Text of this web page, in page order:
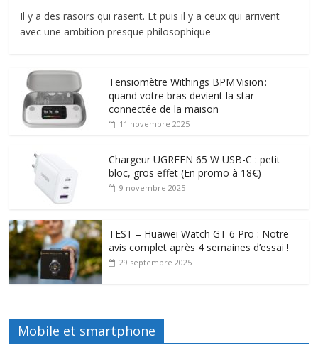
Il y a des rasoirs qui rasent. Et puis il y a ceux qui arrivent
avec une ambition presque philosophique
Tensiomètre Withings BPM Vision :
quand votre bras devient la star
connectée de la maison
11 novembre 2025
Chargeur UGREEN 65 W USB-C : petit
bloc, gros effet (En promo à 18€)
9 novembre 2025
TEST – Huawei Watch GT 6 Pro : Notre
avis complet après 4 semaines d’essai !
29 septembre 2025
Mobile et smartphone